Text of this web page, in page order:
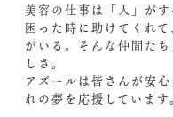
美容の仕事は「人」がす
困った時に助けてくれ
がいる。そんな仲間た
しさ。
アズールは皆さんが安
れの夢を応援しています